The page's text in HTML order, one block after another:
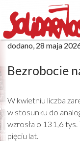
dodano, 28 maja
Bezrobocie
W kwietniu liczba
w stosunku do
wzrosła o 131,6 tys.
pięciu lat.